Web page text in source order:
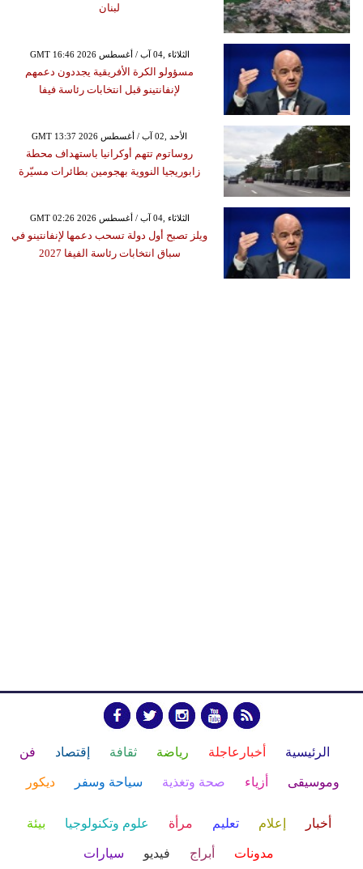
لبنان
GMT 16:46 2026 الثلاثاء ,04 آب / أغسطس
مسؤولو الكرة الأفريقية يجددون دعمهم
لإنفانتينو قبل انتخابات رئاسة فيفا
GMT 13:37 2026 الأحد ,02 آب / أغسطس
روساتوم تتهم أوكرانيا باستهداف محطة
زابوريجيا النووية بهجومين بطائرات مسيّرة
GMT 02:26 2026 الثلاثاء ,04 آب / أغسطس
ويلز تصبح أول دولة تسحب دعمها لإنفانتينو في
سباق انتخابات رئاسة الفيفا 2027
الرئيسية أخبارعاجلة رياضة ثقافة إقتصاد فن
وموسيقى أزياء صحة وتغذية سياحة وسفر ديكور
أخبار إعلام تعليم مرأة علوم وتكنولوجيا بيئة
مدونات أبراج فيديو سيارات